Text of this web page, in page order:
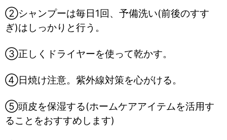
②シャンプーは毎日1回、予備洗い(前後のすす
ぎ)はしっかりと行う。
③正しくドライヤーを使って乾かす。
④日焼け注意。紫外線対策を心がける。
⑤頭皮を保湿する(ホームケアアイテムを活用す
ることをおすすめします)